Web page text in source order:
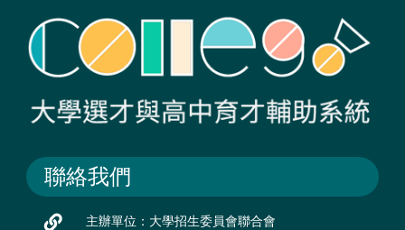
聯絡我們
主辦單位：大學招生委員會聯合會